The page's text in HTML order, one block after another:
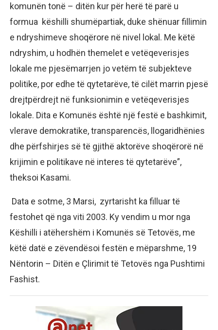
komunën tonë – ditën kur për herë të parë u
formua këshilli shumëpartiak, duke shënuar fillimin
e ndryshimeve shoqërore në nivel lokal. Me këtë
ndryshim, u hodhën themelet e vetëqeverisjes
lokale me pjesëmarrjen jo vetëm të subjekteve
politike, por edhe të qytetarëve, të cilët marrin pjesë
drejtpërdrejt në funksionimin e vetëqeverisjes
lokale. Dita e Komunës është një festë e bashkimit,
vlerave demokratike, transparencës, llogaridhënies
dhe përfshirjes së të gjithë aktorëve shoqërorë në
krijimin e politikave në interes të qytetarëve”,
theksoi Kasami.
Data e sotme, 3 Marsi, zyrtarisht ka filluar të
festohet që nga viti 2003. Ky vendim u mor nga
Këshilli i atëhershëm i Komunës së Tetovës, me
këtë datë e zëvendësoi festën e mëparshme, 19
Nëntorin – Ditën e Çlirimit të Tetovës nga Pushtimi
Fashist.